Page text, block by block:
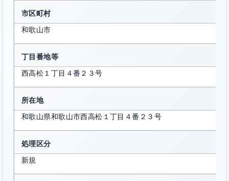
市区町村
和歌山市
丁目番地等
西高松１丁目４番２３号
所在地
和歌山県和歌山市西高松１丁目４番２３号
処理区分
新規